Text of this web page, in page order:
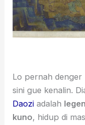
Lo pernah
sini gue kenalin.
Daozi adalah
kuno, hidup di